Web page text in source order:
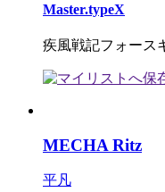
Master.typeX
疾風戦記フォース
MECHA Ritz
平凡